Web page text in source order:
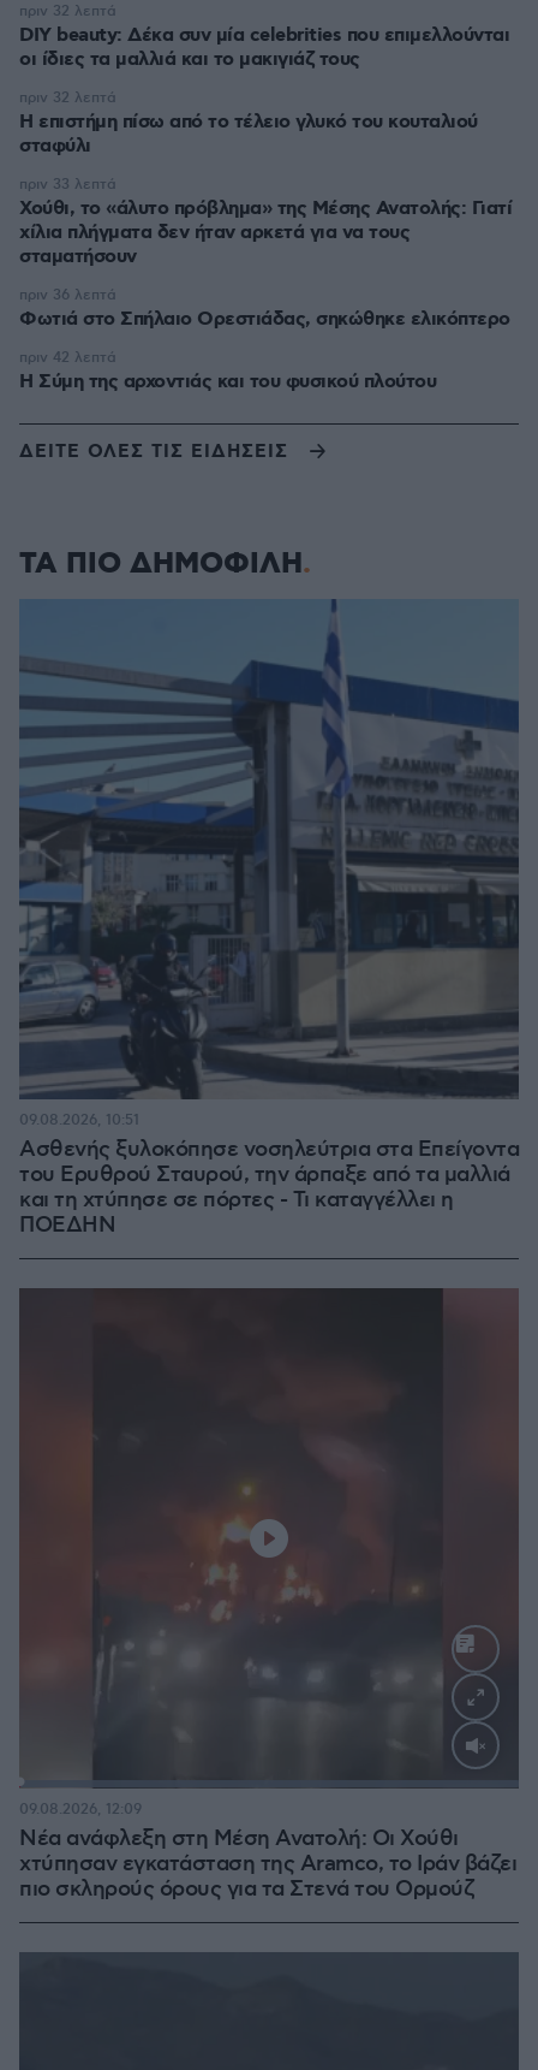
DIY beauty: Δέκα συν μία celebrities που επιμελλούνται
οι ίδιες τα μαλλιά και το μακιγιάζ τους
πριν 32 λεπτά
Η επιστήμη πίσω από το τέλειο γλυκό του κουταλιού
σταφύλι
πριν 32 λεπτά
Χούθι, το «άλυτο πρόβλημα» της Μέσης Ανατολής: Γιατί
χίλια πλήγματα δεν ήταν αρκετά για να τους
σταματήσουν
πριν 33 λεπτά
Φωτιά στο Σπήλαιο Ορεστιάδας, σηκώθηκε ελικόπτερο
πριν 36 λεπτά
Η Σύμη της αρχοντιάς και του φυσικού πλούτου
πριν 42 λεπτά
ΔΕΙΤΕ ΟΛΕΣ ΤΙΣ ΕΙΔΗΣΕΙΣ
ΤΑ ΠΙΟ ΔΗΜΟΦΙΛΗ
Ασθενής ξυλοκόπησε νοσηλεύτρια στα Επείγοντα
του Ερυθρού Σταυρού, την άρπαξε από τα μαλλιά
και τη χτύπησε σε πόρτες - Τι καταγγέλλει η
ΠΟΕΔΗΝ
09.08.2026, 10:51
Νέα ανάφλεξη στη Μέση Ανατολή: Οι Χούθι
χτύπησαν εγκατάσταση της Aramco, το Ιράν βάζει
πιο σκληρούς όρους για τα Στενά του Ορμούζ
09.08.2026, 12:09